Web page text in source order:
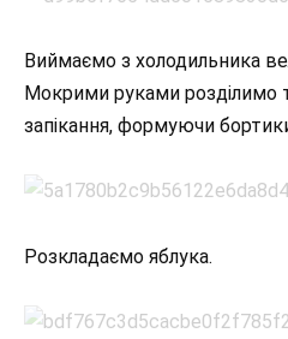
Виймаємо з холодильника
Мокрими руками розділимо
запікання, формуючи
Розкладаємо яблука.